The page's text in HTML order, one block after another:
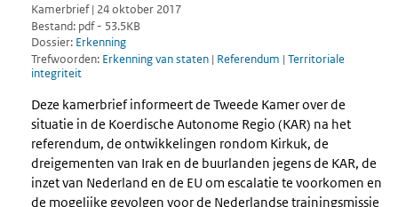
Kamerbrief | 24 oktober 2017
Bestand: pdf - 53.5KB
Dossier: Erkenning
Trefwoorden: Erkenning van staten | Referendum | Territoriale
integriteit
Deze kamerbrief informeert de Tweede Kamer over de
situatie in de Koerdische Autonome Regio (KAR) na het
referendum, de ontwikkelingen rondom Kirkuk, de
dreigementen van Irak en de buurlanden jegens de KAR, de
inzet van Nederland en de EU om escalatie te voorkomen en
de mogelijke gevolgen voor de Nederlandse trainingsmissie